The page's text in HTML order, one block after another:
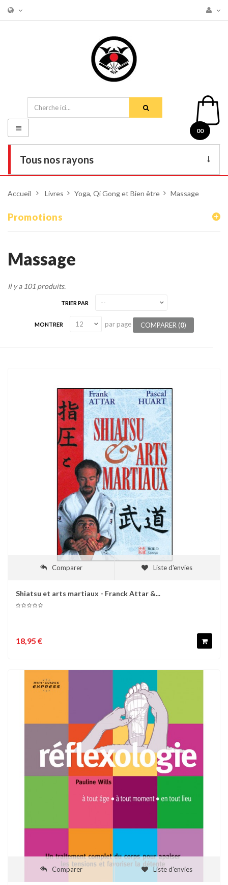
00
Tous nos rayons
Armes
Chaussures
Cible de frappe
Basculer
la
navigation
Accueil > Livres > Yoga, Qi Gong et Bien être > Massage
Promotions
Massage
Il y a 101 produits.
TRIER PAR
MONTRER par page COMPARER (0)
Comparer Liste d'envies
Shiatsu et arts martiaux - Franck Attar &...
18,95 €
Comparer Liste d'envies